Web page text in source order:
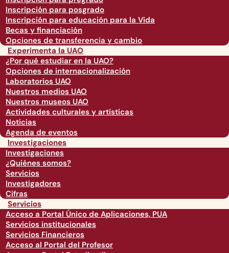
Inscripción para posgrado
Inscripción para educación para la Vida
Becas y financiación
Opciones de transferencia y cambio
Experimenta la UAO
¿Por qué estudiar en la UAO?
Opciones de internacionalización
Laboratorios UAO
Nuestros medios UAO
Nuestros museos UAO
Actividades culturales y artísticas
Noticias
Agenda de eventos
Investigaciones
Investigaciones
¿Quiénes somos?
Servicios
Investigadores
Cifras
Servicios
Acceso a Portal Único de Aplicaciones, PUA
Servicios institucionales
Servicios Financieros
Acceso al Portal del Profesor